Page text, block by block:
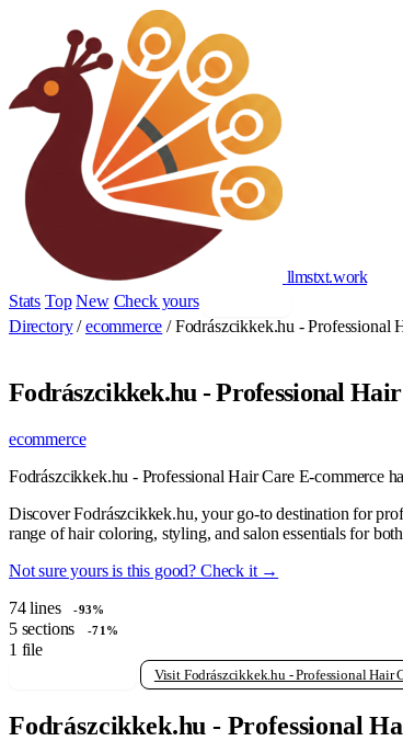
llmstxt.work
Stats Top New Check yours
Directory / ecommerce / Fodrászcikkek.hu - Professional
Fodrászcikkek.hu - Professional
ecommerce
Fodrászcikkek.hu - Professional Hair Care E-commerce
Discover Fodrászcikkek.hu, your go-to destination for
range of hair coloring, styling, and salon essentials for
Not sure yours is this good? Check it →
74 lines -93%
5 sections -71%
1 file
Visit Fodrászcikkek.hu - Professional Hair
Fodrászcikkek.hu - Professional